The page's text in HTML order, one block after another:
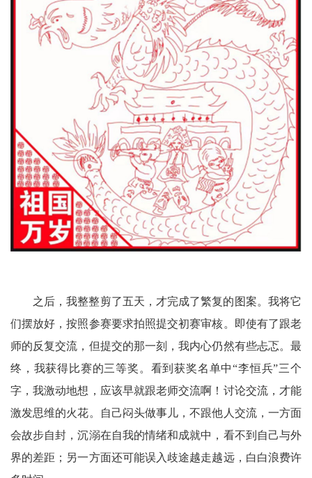
之后，我整整剪了五天，才完成了繁复的图案。我将它
们摆放好，按照参赛要求拍照提交初赛审核。即使有了跟老
师的反复交流，但提交的那一刻，我内心仍然有些忐忑。最
终，我获得比赛的三等奖。看到获奖名单中“李恒兵”三个
字，我激动地想，应该早就跟老师交流啊！讨论交流，才能
激发思维的火花。自己闷头做事儿，不跟他人交流，一方面
会故步自封，沉溺在自我的情绪和成就中，看不到自己与外
界的差距；另一方面还可能误入歧途越走越远，白白浪费许